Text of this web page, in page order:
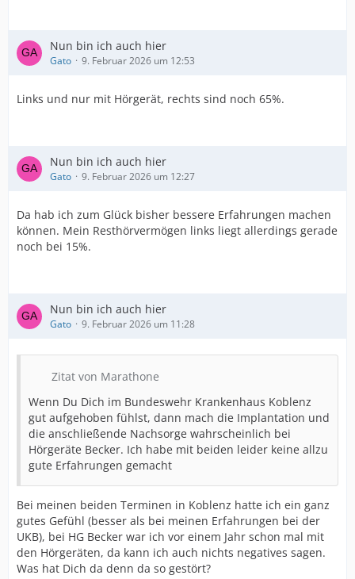
Nun bin ich auch hier
Gato 9. Februar 2026 um 12:53
Links und nur mit Hörgerät, rechts sind noch 65%.
Nun bin ich auch hier
Gato 9. Februar 2026 um 12:27
Da hab ich zum Glück bisher bessere Erfahrungen machen
können. Mein Resthörvermögen links liegt allerdings gerade
noch bei 15%.
Nun bin ich auch hier
Gato 9. Februar 2026 um 11:28
Zitat von Marathone
Wenn Du Dich im Bundeswehr Krankenhaus Koblenz
gut aufgehoben fühlst, dann mach die Implantation und
die anschließende Nachsorge wahrscheinlich bei
Hörgeräte Becker. Ich habe mit beiden leider keine allzu
gute Erfahrungen gemacht
Bei meinen beiden Terminen in Koblenz hatte ich ein ganz
gutes Gefühl (besser als bei meinen Erfahrungen bei der
UKB), bei HG Becker war ich vor einem Jahr schon mal mit
den Hörgeräten, da kann ich auch nichts negatives sagen.
Was hat Dich da denn da so gestört?